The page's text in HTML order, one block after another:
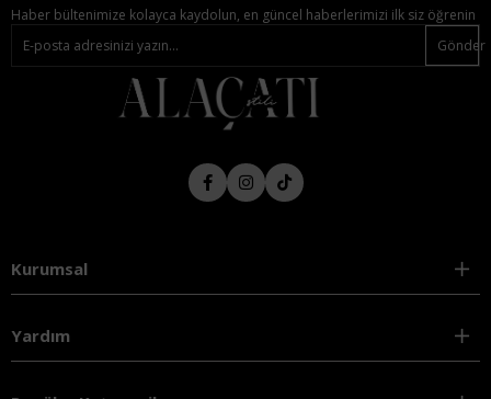
Haber bültenimize kolayca kaydolun, en güncel haberlerimizi ilk siz öğrenin
Gönder
Kurumsal
Yardım